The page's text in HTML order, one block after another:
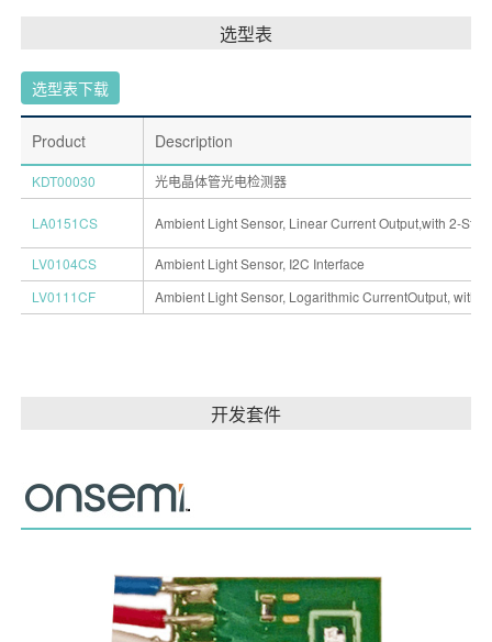
选型表
选型表下载
Product Description
KDT00030 光电晶体管光电检测器
LA0151CS Ambient Light Sensor, Linear Current Output,with 2-
LV0104CS
Ambient Light Sensor, I2C Interface
LV0111CF
Ambient Light Sensor, Logarithmic CurrentOutput, with
开发套件